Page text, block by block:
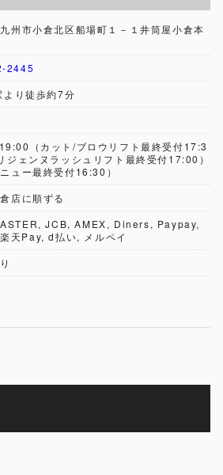
州市小倉北区船場町１－１井筒屋小倉本
2445
より徒歩約7分
（カット/ブロウリフト最終受付17:3
ジェンヌラッシュリフト最終受付17:00）
ニュー最終受付16:30）
店に順ずる
JCB, AMEX, Diners, Paypay,
天Pay, d払い, メルペイ